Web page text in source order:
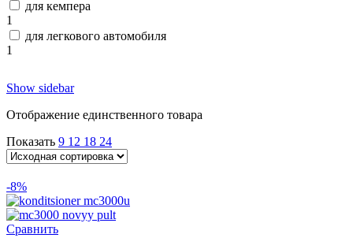
для кемпера
1
для легкового автомобиля
1
Show sidebar
Отображение единственного товара
Показать 9 12 18 24
-8%
Сравнить